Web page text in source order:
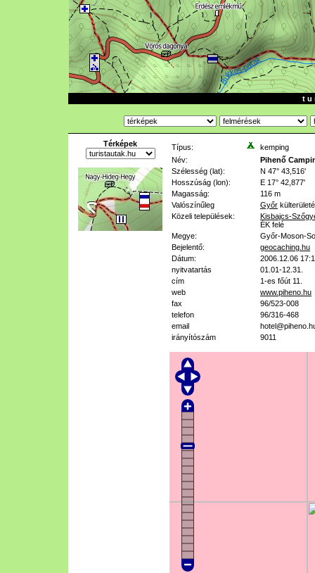
t u
Térképek Típus:
kemping
Név:
Pihenő
Szélesség (lat):
N 47° 43,516'
Hosszúság (lon):
E 17° 42,877'
Magasság:
116 m
Valószínűleg
Győr
Közeli települések:
Kisbajcs-
ÉK felé
Megye:
Győr-Moson-
Bejelentő:
geocaching.hu
Dátum:
2006.12.06
nyitvatartás
01.01-12.31.
cím
1-es főút 11.
web
www.piheno.hu
fax
96/523-008
telefon
96/316-468
email
irányítószám
9011